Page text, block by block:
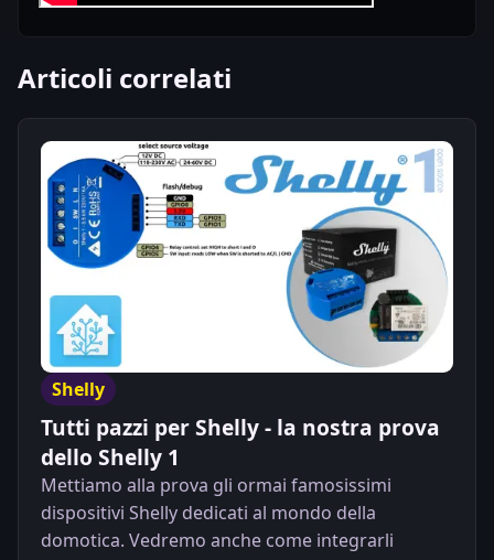
Articoli correlati
Shelly
Tutti pazzi per Shelly - la nostra prova
dello Shelly 1
Mettiamo alla prova gli ormai famosissimi
dispositivi Shelly dedicati al mondo della
domotica. Vedremo anche come integrarli